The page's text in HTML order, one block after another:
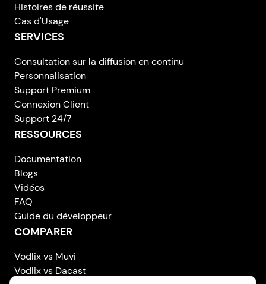
Histoires de réussite
Cas d'Usage
SERVICES
Consultation sur la diffusion en continu
Personnalisation
Support Premium
Connexion Client
Support 24/7
RESSOURCES
Documentation
Blogs
Vidéos
FAQ
Guide du développeur
COMPARER
Vodlix vs Muvi
Vodlix vs Dacast